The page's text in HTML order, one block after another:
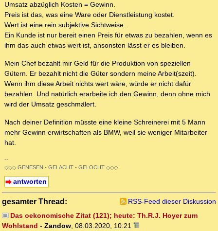
Umsatz abzüglich Kosten = Gewinn.
Preis ist das, was eine Ware oder Dienstleistung kostet.
Wert ist eine rein subjektive Sichtweise.
Ein Kunde ist nur bereit einen Preis für etwas zu bezahlen, wenn es
ihm das auch etwas wert ist, ansonsten lässt er es bleiben.
Mein Chef bezahlt mir Geld für die Produktion von speziellen
Gütern. Er bezahlt nicht die Güter sondern meine Arbeit(szeit).
Wenn ihm diese Arbeit nichts wert wäre, würde er nicht dafür
bezahlen. Und natürlich erarbeite ich den Gewinn, denn ohne mich
wird der Umsatz geschmälert.
Nach deiner Definition müsste eine kleine Schreinerei mit 5 Mann
mehr Gewinn erwirtschaften als BMW, weil sie weniger Mitarbeiter
hat.
--
◇◇◇ GENESEN - GELACHT - GELOCHT ◇◇◇
antworten
gesamter Thread:
RSS-Feed dieser Diskussion
Das oekonomische Zitat (121); heute: Th.R.J. Hoyer zum
Wohlstand - Zandow, 08.03.2020, 10:21